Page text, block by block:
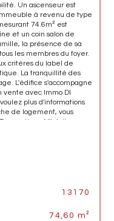
Un ascenseur est
à revenu de type
74.6m² est
et un coin salon de
la présence de sa
les membres du foyer.
critères du label de
La tranquillité des
L'édifice s'accompagne
vente avec Immo Dl
plus d'informations
de logement, vous
N'hésitez pas
13170
74,60 m²